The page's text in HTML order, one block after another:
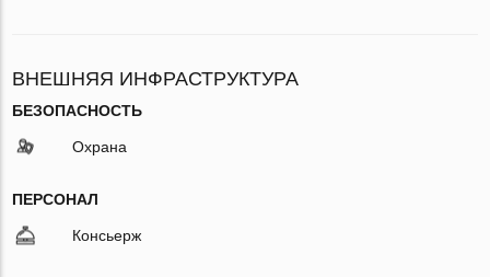
ВНЕШНЯЯ ИНФРАСТРУКТУРА
БЕЗОПАСНОСТЬ
Охрана
ПЕРСОНАЛ
Консьерж